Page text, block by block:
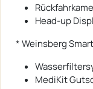
Head-up
* Weinsberg
MediKit